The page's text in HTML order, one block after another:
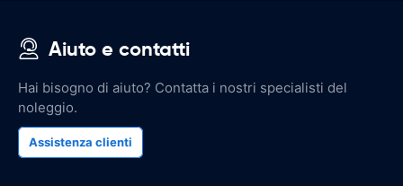
Aiuto e contatti
Hai bisogno di aiuto? Contatta i nostri specialisti del
noleggio.
Assistenza clienti